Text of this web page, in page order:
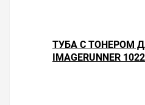
ТУБА С ТОНЕРОМ
IMAGERUNNER